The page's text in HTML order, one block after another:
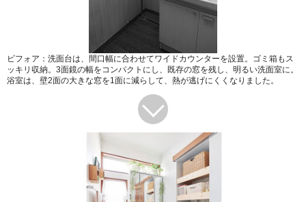
ビフォア：洗面台は、間口幅に合わせてワイドカウンターを設置。ゴミ箱もス
ッキリ収納。3面鏡の幅をコンパクトにし、既存の窓を残し、明るい洗面室に。
浴室は、壁2面の大きな窓を1面に減らして、熱が逃げにくくなりました。